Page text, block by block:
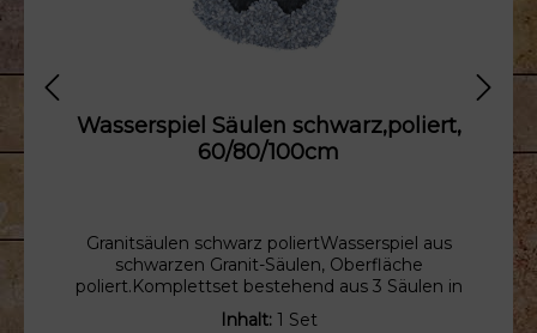
Wasserspiel Säulen schwarz,poliert,
60/80/100cm
Granitsäulen schwarz poliertWasserspiel aus
schwarzen Granit-Säulen, Oberfläche
poliert.Komplettset bestehend aus 3 Säulen in
der Höhe 60/80/100cm (20x20cm)
Inhalt: 1 Set